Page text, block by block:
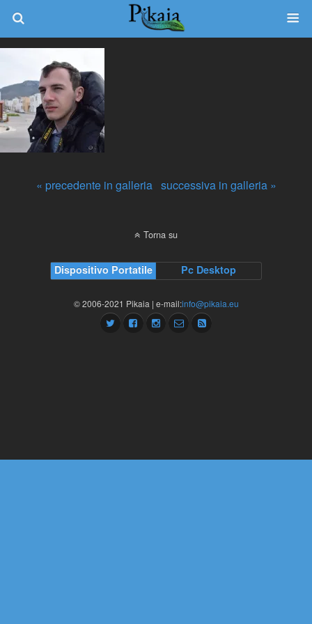
« precedente in galleria successiva in galleria »
Torna su
Dispositivo Portatile Pc Desktop
© 2006-2021 Pikaia | e-mail:info@pikaia.eu